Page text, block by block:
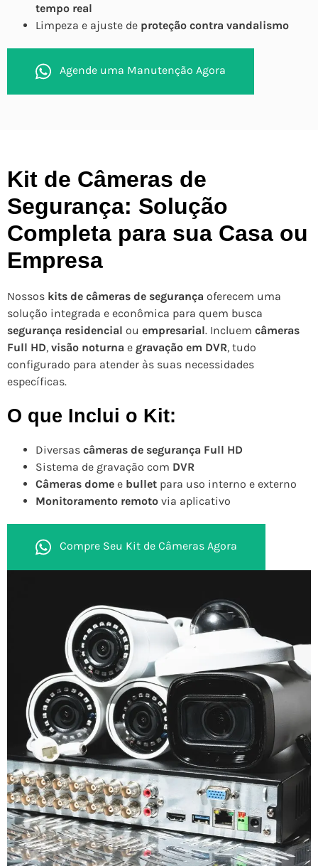
tempo real
Limpeza e ajuste de proteção contra vandalismo
Agende uma Manutenção Agora
Kit de Câmeras de
Segurança: Solução
Completa para sua Casa ou
Empresa
Nossos kits de câmeras de segurança oferecem uma
solução integrada e econômica para quem busca
segurança residencial ou empresarial. Incluem câmeras
Full HD, visão noturna e gravação em DVR, tudo
configurado para atender às suas necessidades
específicas.
O que Inclui o Kit:
Diversas câmeras de segurança Full HD
Sistema de gravação com DVR
Câmeras dome e bullet para uso interno e externo
Monitoramento remoto via aplicativo
Compre Seu Kit de Câmeras Agora